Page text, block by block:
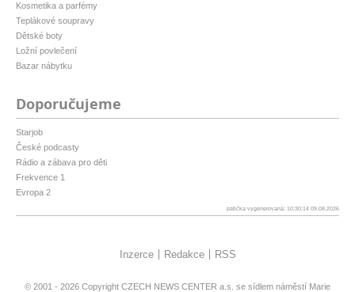
Kosmetika a parfémy
Teplákové soupravy
Dětské boty
Ložní povlečení
Bazar nábytku
Doporučujeme
Starjob
České podcasty
Rádio a zábava pro děti
Frekvence 1
Evropa 2
patička vygenerovaná: 10:30:14 09.08.2026
Inzerce Redakce RSS
© 2001 - 2026 Copyright CZECH NEWS CENTER a.s. se sídlem náměstí Marie